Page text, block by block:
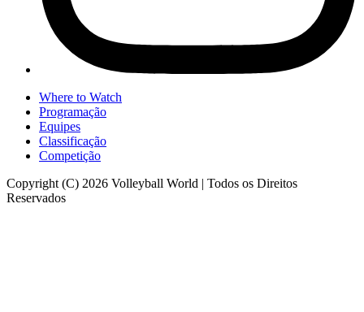
Where to Watch
Programação
Equipes
Classificação
Competição
Copyright (C) 2026 Volleyball World | Todos os Direitos
Reservados